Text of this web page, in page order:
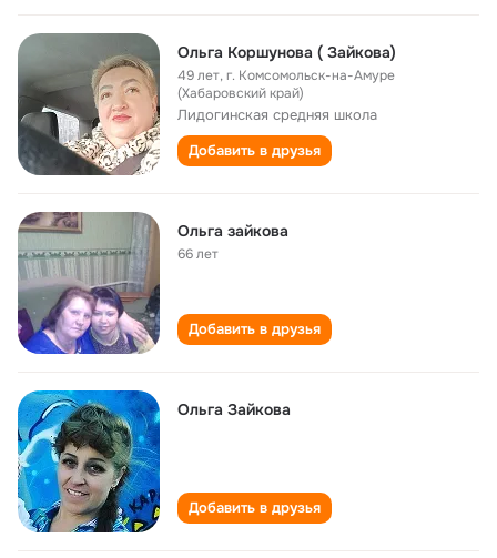
Ольга Коршунова ( Зайкова)
49 лет,г. Комсомольск-на-Амуре
(Хабаровский край)
Лидогинская cредняя школа
Добавить в друзья
Ольга зайкова
66 лет
Добавить в друзья
Ольга Зайкова
Добавить в друзья